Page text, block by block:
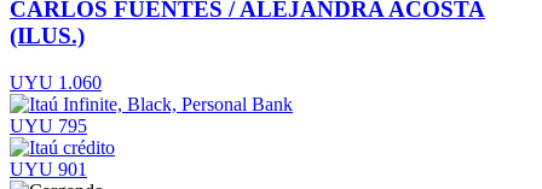
CARLOS FUENTES / ALEJANDRA ACOSTA
(ILUS.)
UYU 1.060
UYU 795
UYU 901